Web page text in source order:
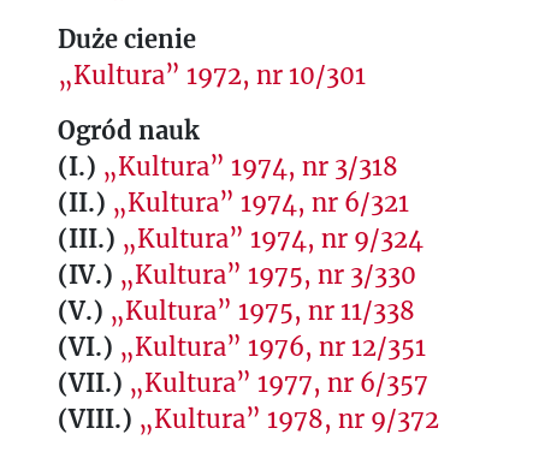
Duże cienie
„Kultura” 1972, nr 10/301
Ogród nauk
(I.) „Kultura” 1974, nr 3/318
(II.) „Kultura” 1974, nr 6/321
(III.) „Kultura” 1974, nr 9/324
(IV.) „Kultura” 1975, nr 3/330
(V.) „Kultura” 1975, nr 11/338
(VI.) „Kultura” 1976, nr 12/351
(VII.) „Kultura” 1977, nr 6/357
(VIII.) „Kultura” 1978, nr 9/372